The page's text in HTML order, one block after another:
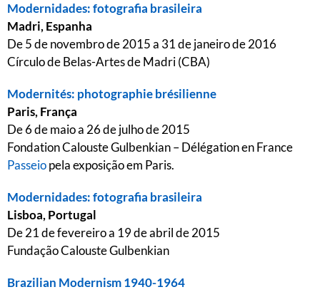
Modernidades: fotografia brasileira
Madri, Espanha
De 5 de novembro de 2015 a 31 de janeiro de 2016
Círculo de Belas-Artes de Madri (CBA)
Modernités: photographie brésilienne
Paris, França
De 6 de maio a 26 de julho de 2015
Fondation Calouste Gulbenkian – Délégation en France
Passeiopela exposição em Paris.
Modernidades: fotografia brasileira
Lisboa, Portugal
De 21 de fevereiro a 19 de abril de 2015
Fundação Calouste Gulbenkian
Brazilian Modernism 1940-1964